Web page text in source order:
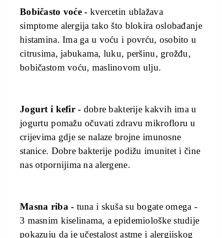
Bobičasto voće - kvercetin ublažava
simptome alergija tako što blokira oslobađanje
histamina. Ima ga u voću i povrću, osobito u
citrusima, jabukama, luku, peršinu, grožđu,
bobičastom voću, maslinovom ulju.
Jogurt i kefir - dobre bakterije kakvih ima u
jogurtu pomažu očuvati zdravu mikrofloru u
crijevima gdje se nalaze brojne imunosne
stanice. Dobre bakterije podižu imunitet i čine
nas otpornijima na alergene.
Masna riba - tuna i skuša su bogate omega -
3 masnim kiselinama, a epidemiološke studije
pokazuju da je učestalost astme i alergijskog